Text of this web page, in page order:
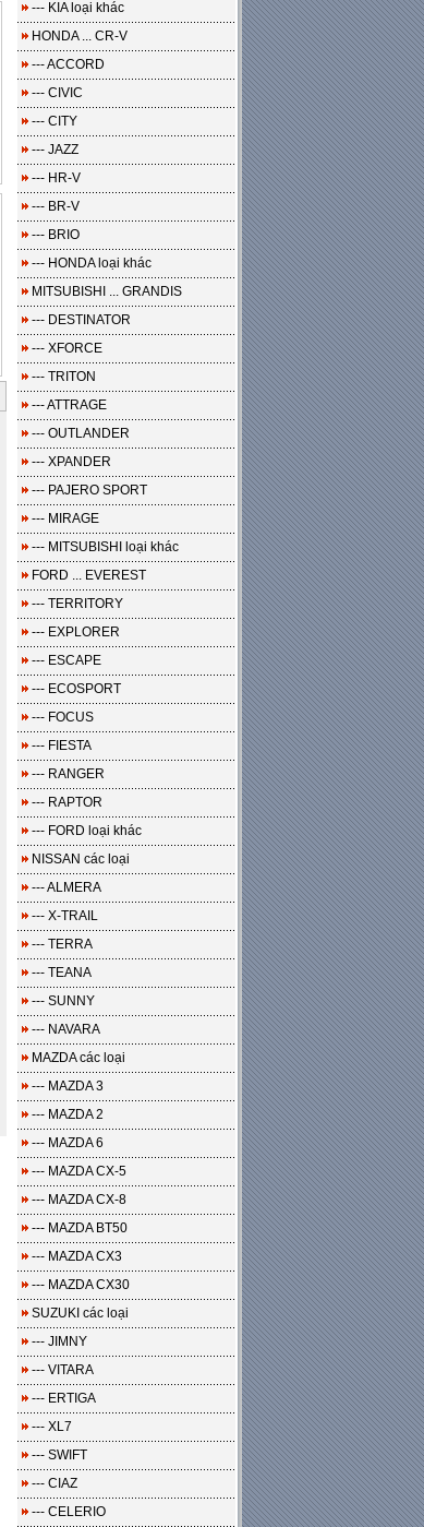
--- KIA loại khác
HONDA ... CR-V
--- ACCORD
--- CIVIC
--- CITY
--- JAZZ
--- HR-V
--- BR-V
--- BRIO
--- HONDA loại khác
MITSUBISHI ... GRANDIS
--- DESTINATOR
--- XFORCE
--- TRITON
--- ATTRAGE
--- OUTLANDER
--- XPANDER
--- PAJERO SPORT
--- MIRAGE
--- MITSUBISHI loại khác
FORD ... EVEREST
--- TERRITORY
--- EXPLORER
--- ESCAPE
--- ECOSPORT
--- FOCUS
--- FIESTA
--- RANGER
--- RAPTOR
--- FORD loại khác
NISSAN các loại
--- ALMERA
--- X-TRAIL
--- TERRA
--- TEANA
--- SUNNY
--- NAVARA
MAZDA các loại
--- MAZDA 3
--- MAZDA 2
--- MAZDA 6
--- MAZDA CX-5
--- MAZDA CX-8
--- MAZDA BT50
--- MAZDA CX3
--- MAZDA CX30
SUZUKI các loại
--- JIMNY
--- VITARA
--- ERTIGA
--- XL7
--- SWIFT
--- CIAZ
--- CELERIO